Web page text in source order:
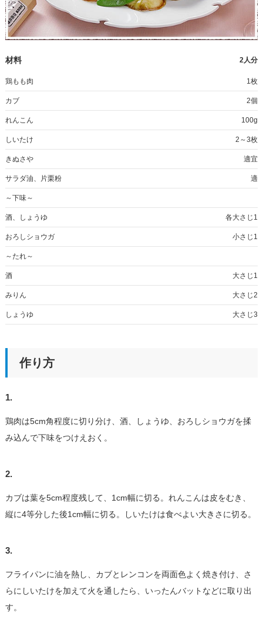
材料 2人分
鶏もも肉 1枚
カブ 2個
れんこん 100g
しいたけ 2～3枚
きぬさや 適宜
サラダ油、片栗粉 適
～下味～
酒、しょうゆ 各大さじ1
おろしショウガ 小さじ1
～たれ～
酒 大さじ1
みりん 大さじ2
しょうゆ 大さじ3
作り方
1.
鶏肉は5cm角程度に切り分け、酒、しょうゆ、おろしショウガを揉
み込んで下味をつけえおく。
2.
カブは葉を5cm程度残して、1cm幅に切る。れんこんは皮をむき、
縦に4等分した後1cm幅に切る。しいたけは食べよい大きさに切る。
3.
フライパンに油を熱し、カブとレンコンを両面色よく焼き付け、さ
らにしいたけを加えて火を通したら、いったんバットなどに取り出
す。